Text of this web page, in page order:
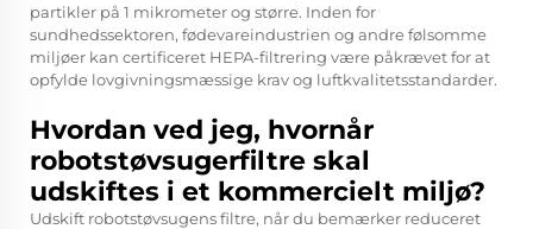
partikler på 1 mikrometer og større. Inden for
sundhedssektoren, fødevareindustrien og andre følsomme
miljøer kan certificeret HEPA-filtrering være påkrævet for at
opfylde lovgivningsmæssige krav og luftkvalitetsstandarder.
Hvordan ved jeg, hvornår
robotstøvsugerfiltre skal
udskiftes i et kommercielt miljø?
Udskift robotstøvsugens filtre, når du bemærker reduceret